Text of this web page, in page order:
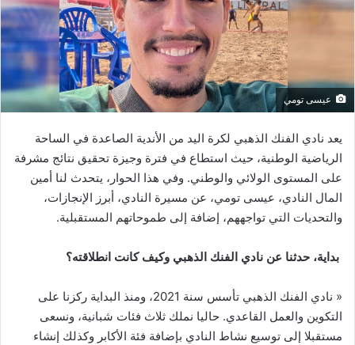
عيسى تومي
يعد نادي الفنك الذهبي لكرة اليد من الأندية الصاعدة في الساحة
الرياضية الوطنية، حيث استطاع في فترة وجيزة تحقيق نتائج مشرفة
على المستوى الولائي والوطني. وفي هذا الحوار، يتحدث لنا أمين
المال النادي، عيسى تومي، عن مسيرة النادي، أبرز الإنجازات،
والتحديات التي تواجههم، إضافة إلى طموحاتهم المستقبلية.
بداية، حدثنا عن نادي الفنك الذهبي وكيف كانت انطلاقته؟
« نادي الفنك الذهبي تأسس سنة 2021، ومنذ البداية ركزنا على
التكوين والعمل القاعدي. حاليا نملك ثلاث فئات شبانية، ونسعى
مستقبلا إلى توسيع نشاط النادي بإضافة فئة الأكابر وكذلك إنشاء